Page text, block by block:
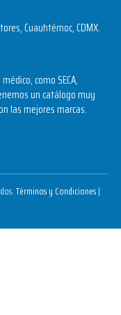
Cuauhtémoc, CDMX.
como SECA,
un catálogo muy
las mejores marcas.
Términos y Condiciones|